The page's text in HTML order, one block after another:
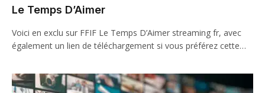
Le Temps D’Aimer
Voici en exclu sur FFIF Le Temps D’Aimer streaming fr, avec
également un lien de téléchargement si vous préférez cette…